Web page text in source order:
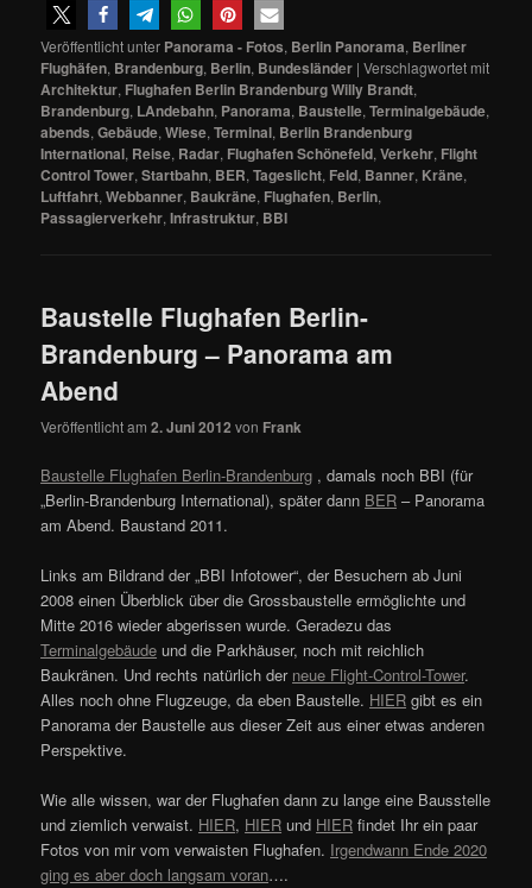
Veröffentlicht unter Panorama - Fotos, Berlin Panorama, Berliner
Flughäfen, Brandenburg, Berlin, Bundesländer |Verschlagwortet mit
Architektur, Flughafen Berlin Brandenburg Willy Brandt,
Brandenburg, LAndebahn, Panorama, Baustelle,Terminalgebäude,
abends,Gebäude,Wiese,Terminal, Berlin Brandenburg
International, Reise, Radar, Flughafen Schönefeld,Verkehr, Flight
Control Tower,Startbahn, BER,Tageslicht, Feld, Banner, Kräne,
Luftfahrt,Webbanner, Baukräne, Flughafen, Berlin,
Passagierverkehr,Infrastruktur, BBI
Baustelle Flughafen Berlin-
Brandenburg – Panorama am
Abend
Veröffentlicht am2. Juni 2012 von Frank
Baustelle Flughafen Berlin-Brandenburg , damals noch BBI (für
„Berlin-Brandenburg International), später dann BER – Panorama
am Abend. Baustand 2011.
Links am Bildrand der „BBI Infotower“, der Besuchern ab Juni
2008 einen Überblick über die Grossbaustelle ermöglichte und
Mitte 2016 wieder abgerissen wurde. Geradezu das
Terminalgebäude und die Parkhäuser, noch mit reichlich
Baukränen. Und rechts natürlich der neue Flight-Control-Tower.
Alles noch ohne Flugzeuge, da eben Baustelle. HIER gibt es ein
Panorama der Baustelle aus dieser Zeit aus einer etwas anderen
Perspektive.
Wie alle wissen, war der Flughafen dann zu lange eine Bausstelle
und ziemlich verwaist. HIER, HIER und HIER findet Ihr ein paar
Fotos von mir vom verwaisten Flughafen. Irgendwann Ende 2020
ging es aber doch langsam voran….